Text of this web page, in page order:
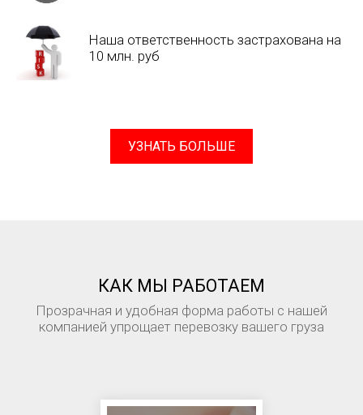
Наша ответственность застрахована на
10 млн. руб
УЗНАТЬ БОЛЬШЕ
КАК МЫ РАБОТАЕМ
Прозрачная и удобная форма работы с нашей
компанией упрощает перевозку вашего груза